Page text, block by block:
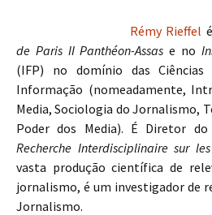
Rémy Rieffel
de Paris II Panthéon-Assas e no
(IFP) no domínio das Ciências
Informação (nomeadamente,
Media, Sociologia do Jornalismo,
Poder dos Media). É Diretor do
Recherche Interdisciplinaire sur
vasta produção científica de
jornalismo, é um investigador de
Jornalismo.